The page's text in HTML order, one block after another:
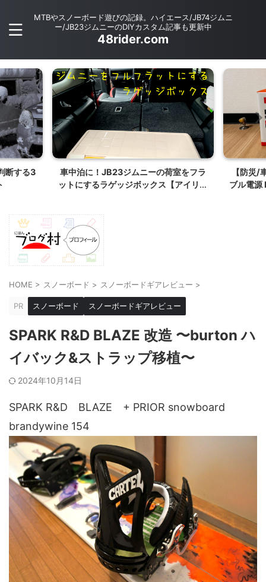
MTBやスノーボード遊びの記録。ハイエース/JB74ジムニ
ー/JB23ジムニーのDIYカスタム記事も更新中
48rider.com
車中泊に！JB23ジムニーの荷室をフラ
ットにするラゲッジボックス【アイリス
【防災/車中泊キ
ブル電源
HOME > スノーボード > スノーボードギアレビュー >
PR スノーボード スノーボードギアレビュー
SPARK R&D BLAZE 改造 〜burton ハ
イバック&ストラップ移植〜
2024年10月14日
SPARK R&D BLAZE + PRIOR snowboard
brandywine 154